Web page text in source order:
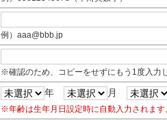
例）aaa@bbb.jp
※確認のため、コピーをせずにもう1度入力
年 月
※年齢は生年月日設定時に自動入力されます